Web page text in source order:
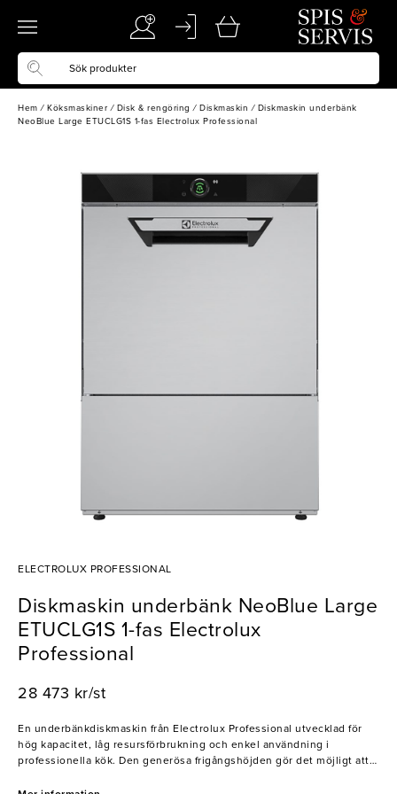
Hem / Köksmaskiner / Disk & rengöring / Diskmaskin / Diskmaskin underbänk
NeoBlue Large ETUCLG1S 1-fas Electrolux Professional
ELECTROLUX PROFESSIONAL
Diskmaskin underbänk NeoBlue Large
ETUCLG1S 1-fas Electrolux
Professional
28 473 kr/st
En underbänkdiskmaskin från Electrolux Professional utvecklad för
hög kapacitet, låg resursförbrukning och enkel användning i
professionella kök. Den generösa frigångshöjden gör det möjligt att